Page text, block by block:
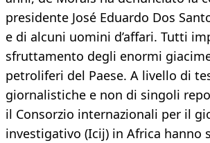
presidente José Eduardo Dos
e di alcuni uomini d’affari. Tutti
sfruttamento degli enormi
petroliferi del Paese. A livello di
giornalistiche e non di singoli
il Consorzio internazionali per il
investigativo (Icij) in Africa hanno